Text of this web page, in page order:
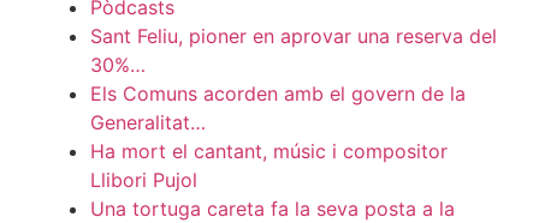
Pòdcasts
Sant Feliu, pioner en aprovar una reserva del
30%…
Els Comuns acorden amb el govern de la
Generalitat…
Ha mort el cantant, músic i compositor
Llibori Pujol
Una tortuga careta fa la seva posta a la